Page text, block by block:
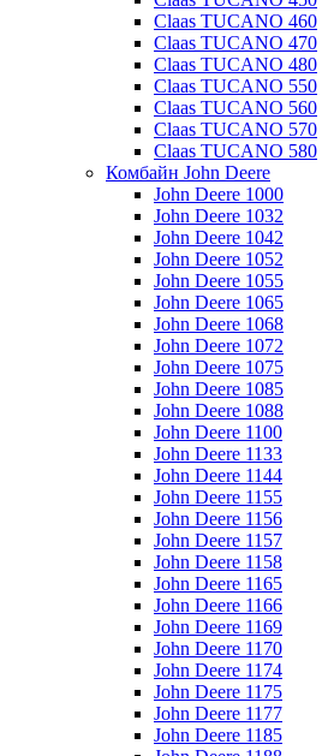
Claas TUCANO 460
Claas TUCANO 470
Claas TUCANO 480
Claas TUCANO 550
Claas TUCANO 560
Claas TUCANO 570
Claas TUCANO 580
Комбайн John Deere
John Deere 1000
John Deere 1032
John Deere 1042
John Deere 1052
John Deere 1055
John Deere 1065
John Deere 1068
John Deere 1072
John Deere 1075
John Deere 1085
John Deere 1088
John Deere 1100
John Deere 1133
John Deere 1144
John Deere 1155
John Deere 1156
John Deere 1157
John Deere 1158
John Deere 1165
John Deere 1166
John Deere 1169
John Deere 1170
John Deere 1174
John Deere 1175
John Deere 1177
John Deere 1185